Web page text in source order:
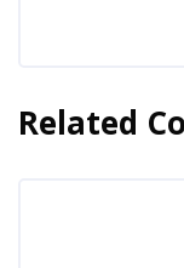
Skip [Cocoon]
Related